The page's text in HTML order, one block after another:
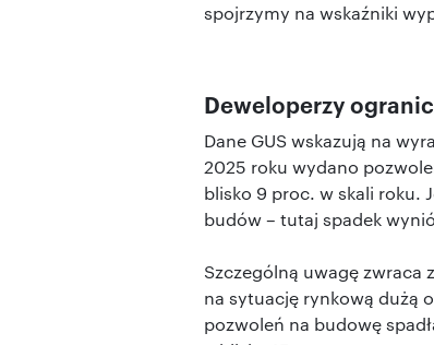
spojrzymy na wskaźniki
Deweloperzy
Dane GUS wskazują na
2025 roku wydano
blisko 9 proc. w skali roku.
budów – tutaj spadek
Szczególną uwagę zwraca
na sytuację rynkową dużą
pozwoleń na budowę